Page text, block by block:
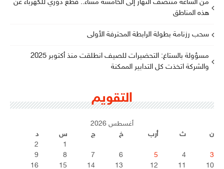
من الساعة منتصف النهار إلى الخامسة مساء.. قطع دوري للكهرباء عن
هذه المناطق
سحب رزنامة بطولة الرابطة المحترفة الأولى
مسؤولة بالستاغ: التحضيرات للصيف انطلقت منذ أكتوبر 2025
والشركة اتخذت كل التدابير الممكنة
التقويم
أغسطس 2026
ن
ث أرب خ ج س
د
1
2
3
4
5
6
7
8
9
10
11
12
13
14
15
16